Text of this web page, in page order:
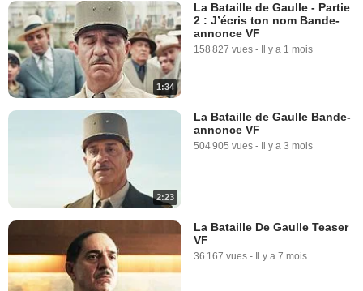
1:34
La Bataille de Gaulle - Partie
2 : J’écris ton nom Bande-
annonce VF
158 827 vues - Il y a 1 mois
2:23
La Bataille de Gaulle Bande-
annonce VF
504 905 vues - Il y a 3 mois
La Bataille De Gaulle Teaser
VF
36 167 vues - Il y a 7 mois